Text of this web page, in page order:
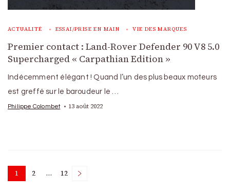
ACTUALITÉ ESSAI/PRISE EN MAIN VIE DES MARQUES
Premier contact : Land-Rover Defender 90 V8 5.0
Supercharged « Carpathian Edition »
Indécemment élégant ! Quand l’un des plus beaux moteurs
est greffé sur le baroudeur le …
Philippe Colombet 13 août 2022
Posts
Page
1 Page
2 … Page
12